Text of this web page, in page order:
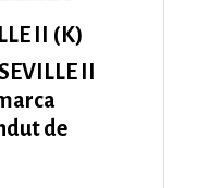
II (K)
II
de